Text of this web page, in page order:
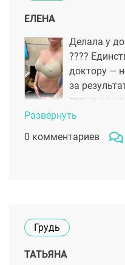
ЕЛЕНА
Делала у
????
доктору —
за
хирурга.
Развернуть
0 комментариев
Грудь
ТАТЬЯНА